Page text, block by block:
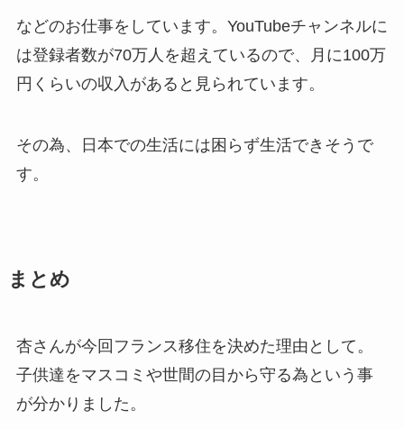
などのお仕事をしています。YouTubeチャンネルに
は登録者数が70万人を超えているので、月に100万
円くらいの収入があると見られています。
その為、日本での生活には困らず生活できそうで
す。
まとめ
杏さんが今回フランス移住を決めた理由として。
子供達をマスコミや世間の目から守る為という事
が分かりました。